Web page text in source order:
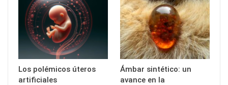
Los polémicos úteros
artificiales
Ámbar sintético: un
avance en la